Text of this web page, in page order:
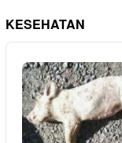
KESEHATAN